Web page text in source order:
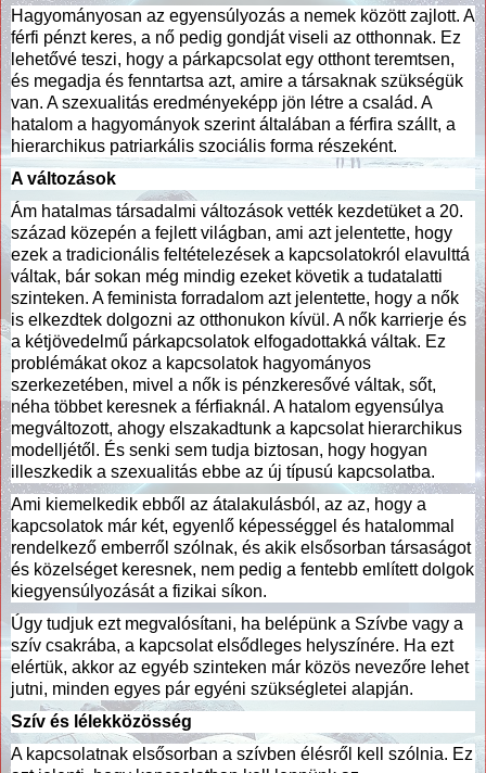
Hagyományosan az egyensúlyozás a nemek között zajlott. A
férfi pénzt keres, a nő pedig gondját viseli az otthonnak. Ez
lehetővé teszi, hogy a párkapcsolat egy otthont teremtsen,
és megadja és fenntartsa azt, amire a társaknak szükségük
van. A szexualitás eredményeképp jön létre a család. A
hatalom a hagyományok szerint általában a férfira szállt, a
hierarchikus patriarkális szociális forma részeként.
A változások
Ám hatalmas társadalmi változások vették kezdetüket a 20.
század közepén a fejlett világban, ami azt jelentette, hogy
ezek a tradicionális feltételezések a kapcsolatokról elavulttá
váltak, bár sokan még mindig ezeket követik a tudatalatti
szinteken. A feminista forradalom azt jelentette, hogy a nők
is elkezdtek dolgozni az otthonukon kívül. A nők karrierje és
a kétjövedelmű párkapcsolatok elfogadottakká váltak. Ez
problémákat okoz a kapcsolatok hagyományos
szerkezetében, mivel a nők is pénzkeresővé váltak, sőt,
néha többet keresnek a férfiaknál. A hatalom egyensúlya
megváltozott, ahogy elszakadtunk a kapcsolat hierarchikus
modelljétől. És senki sem tudja biztosan, hogy hogyan
illeszkedik a szexualitás ebbe az új típusú kapcsolatba.
Ami kiemelkedik ebből az átalakulásból, az az, hogy a
kapcsolatok már két, egyenlő képességgel és hatalommal
rendelkező emberről szólnak, és akik elsősorban társaságot
és közelséget keresnek, nem pedig a fentebb említett dolgok
kiegyensúlyozását a fizikai síkon.
Úgy tudjuk ezt megvalósítani, ha belépünk a Szívbe vagy a
szív csakrába, a kapcsolat elsődleges helyszínére. Ha ezt
elértük, akkor az egyéb szinteken már közös nevezőre lehet
jutni, minden egyes pár egyéni szükségletei alapján.
Szív és lélekközösség
A kapcsolatnak elsősorban a szívben élésről kell szólnia. Ez